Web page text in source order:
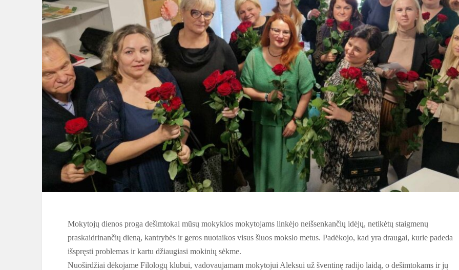
Mokytojų dienos proga dešimtokai mūsų mokyklos mokytojams linkėjo neišsenkančių idėjų, netikėtų staigmenų
praskaidrinančių dieną, kantrybės ir geros nuotaikos visus šiuos mokslo metus. Padėkojo, kad yra draugai, kurie padeda
išspręsti problemas ir kartu džiaugiasi mokinių sėkme.
Nuoširdžiai dėkojame Filologų klubui, vadovaujamam mokytojui Aleksui už šventinę radijo laidą, o dešimtokams ir jų